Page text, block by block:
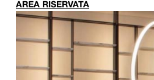
AREA RISERVATA